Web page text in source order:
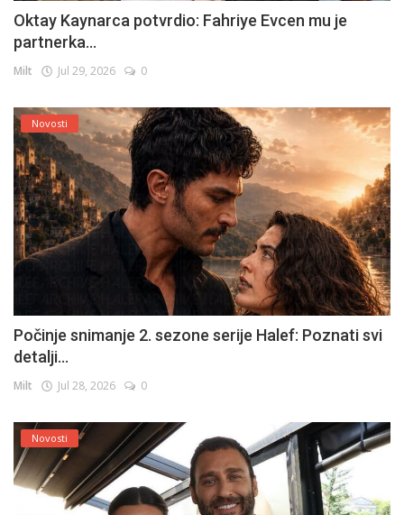
Oktay Kaynarca potvrdio: Fahriye Evcen mu je
partnerka...
Milt Jul 29, 2026 0
Novosti
Počinje snimanje 2. sezone serije Halef: Poznati svi
detalji...
Milt Jul 28, 2026 0
Novosti